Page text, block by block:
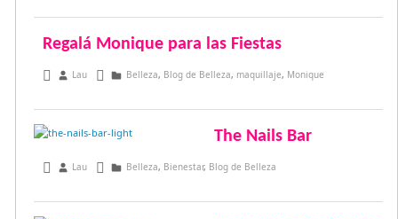
Regalá Monique para las Fiestas
diciembre 20, 2016
Lau Belleza, Blog de Belleza, maquillaje, Monique
The Nails Bar
octubre 10, 2016
Lau Belleza, Bienestar, Blog de Belleza